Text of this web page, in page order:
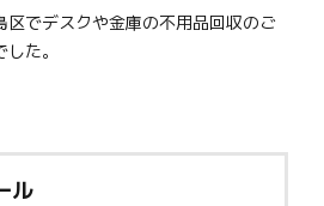
区でデスクや金庫の不用品回収のご
た。
ル